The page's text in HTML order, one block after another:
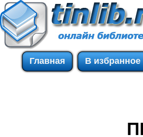
Главная В избранное